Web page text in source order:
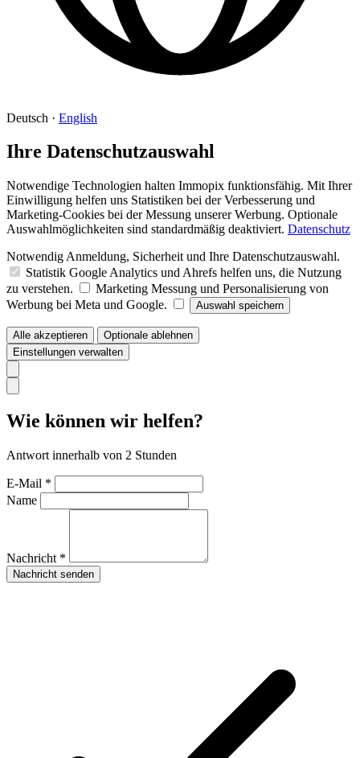
Deutsch · English
Ihre Datenschutzauswahl
Notwendige Technologien halten Immopix funktionsfähig. Mit Ihrer
Einwilligung helfen uns Statistiken bei der Verbesserung und
Marketing-Cookies bei der Messung unserer Werbung. Optionale
Auswahlmöglichkeiten sind standardmäßig deaktiviert. Datenschutz
Notwendig Anmeldung, Sicherheit und Ihre Datenschutzauswahl.
Statistik Google Analytics und Ahrefs helfen uns, die Nutzung
zu verstehen.
Marketing Messung und Personalisierung von
Werbung bei Meta und Google.
Auswahl speichern
Alle akzeptieren
Optionale ablehnen
Einstellungen verwalten
Wie können wir helfen?
Antwort innerhalb von 2 Stunden
E-Mail *
Name
Nachricht *
Nachricht senden